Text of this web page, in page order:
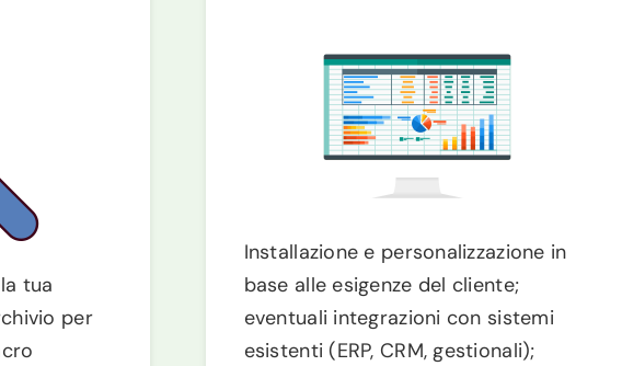
tua
per
Installazione e personalizzazione in
base alle esigenze del cliente;
eventuali integrazioni con sistemi
esistenti (ERP, CRM, gestionali);